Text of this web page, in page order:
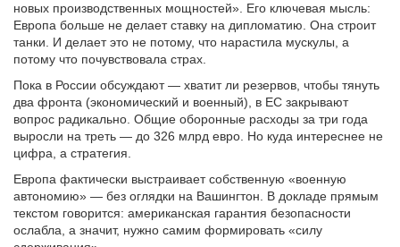
новых производственных мощностей». Его ключевая мысль:
Европа больше не делает ставку на дипломатию. Она строит
танки. И делает это не потому, что нарастила мускулы, а
потому что почувствовала страх.
Пока в России обсуждают — хватит ли резервов, чтобы тянуть
два фронта (экономический и военный), в ЕС закрывают
вопрос радикально. Общие оборонные расходы за три года
выросли на треть — до 326 млрд евро. Но куда интереснее не
цифра, а стратегия.
Европа фактически выстраивает собственную «военную
автономию» — без оглядки на Вашингтон. В докладе прямым
текстом говорится: американская гарантия безопасности
ослабла, а значит, нужно самим формировать «силу